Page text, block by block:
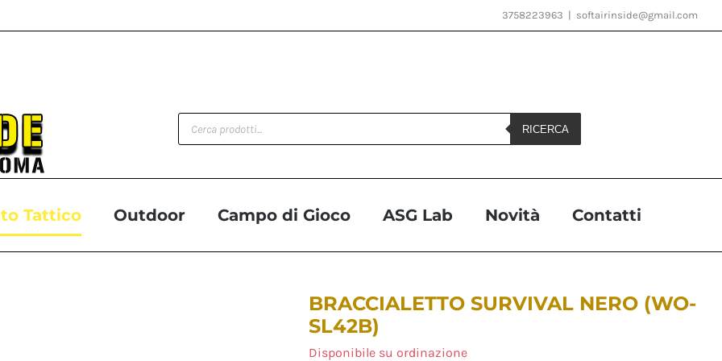
3758223963 softairinside@gmail.com
Products
search
RICERCA
Tattico Outdoor Campo di Gioco ASG Lab Novità Contatti
BRACCIALETTO SURVIVAL NERO (WO-
SL42B)
Disponibile su ordinazione